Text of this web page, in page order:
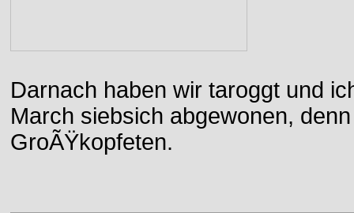
Darnach haben wir taroggt und
March siebsich abgewonen,
GroÃŸkopfeten.